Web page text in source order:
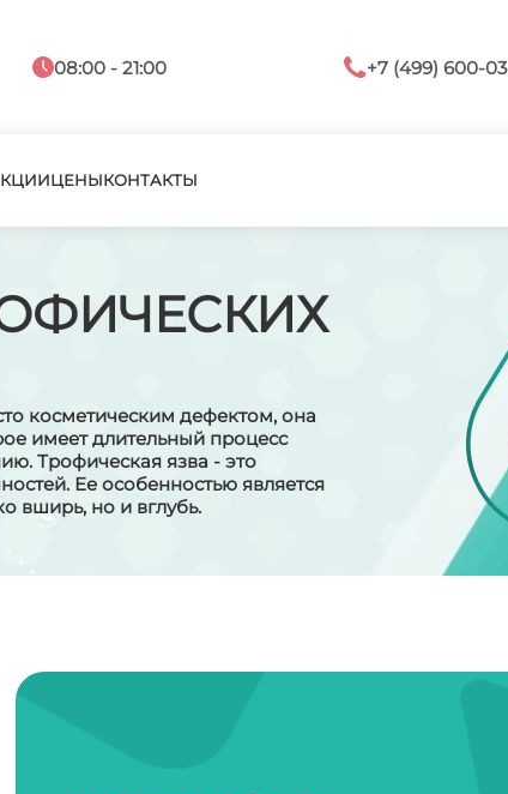
08:00 - 21:00 +7 (499) 600-
ЦЕНЫКОНТАКТЫ
косметическим дефектом, она
имеет длительный процесс
Трофическая язва - это
Ее особенностью является
вширь, но и вглубь.